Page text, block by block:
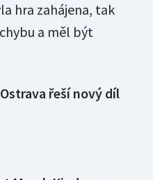
hra zahájena, tak
a měl být
řeší nový díl